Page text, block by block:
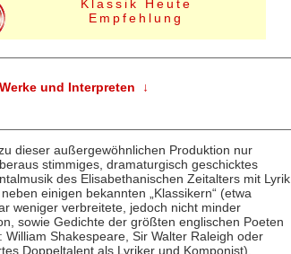
Klassik Heute
Empfehlung
und Interpreten ↓
dieser außergewöhnlichen Produktion nur
stimmiges, dramaturgisch geschicktes
des Elisabethanischen Zeitalters mit Lyrik
einigen bekannten „Klassikern“ (etwa
weniger verbreitete, jedoch nicht minder
sowie Gedichte der größten englischen Poeten
Shakespeare, Sir Walter Raleigh oder
Doppeltalent als Lyriker und Komponist).